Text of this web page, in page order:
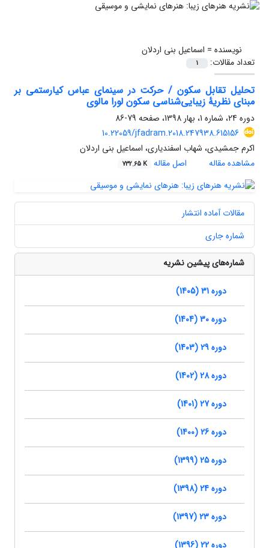
نویسنده = اسماعیل بنی اردلان
تعداد مقالات:
1
تحلیل تقابل سکون / حرکت در سینمای عباس کیارستمی بر
مبنای نظریۀ زیبایی‌شناسی سکون لورا مالوی
دوره 24، شماره 1، بهار 1398، صفحه
79-86
10.22059/jfadram.2018.247938.615156
اکرم جمشیدی، شهاب اسفندیاری، اسماعیل بنی اردلان
مشاهده مقاله
اصل مقاله 732.65 K
مقالات آماده انتشار
شماره جاری
شماره‌های پیشین نشریه
دوره 31 (1405)
دوره 30 (1404)
دوره 29 (1403)
دوره 28 (1402)
دوره 27 (1401)
دوره 26 (1400)
دوره 25 (1399)
دوره 24 (1398)
دوره 23 (1397)
دوره 22 (1396)